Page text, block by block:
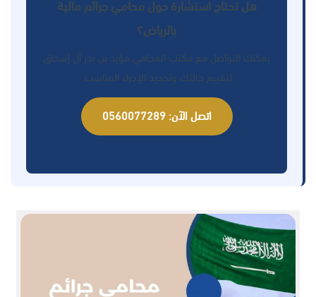
هل تحتاج استشارة حول محامي جرائم مالية
بالرياض؟
يمكنك التواصل مع مكتب المحامي مؤيد بن بدر آل إسحاق
لتقييم حالتك وتحديد الإجراء المناسب.
اتصل الآن: 0560077289